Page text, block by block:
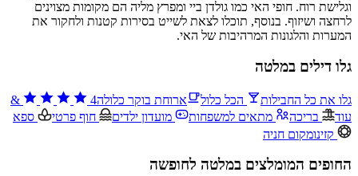
וגלישת רוח. חופי האי כמו גולדן ביי ומפרץ מליה הם מקומות מצוינים
לרחצה ושיזוף. בנוסף, תוכלו לצאת לשייט בסירות קטנות ולחקור את
המערות והלגונות המרהיבות של האי.
גלו דילים במלטה
גלו את כל החבילות הכל כלול ארוחת בוקר כלולה4
&
עוד
בריכה מתאים למשפחות מועדון ילדים חוף פרטי
ספא
קזינומקום חניה
החופים המומלצים במלטה לחופשה